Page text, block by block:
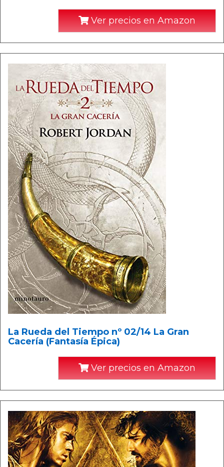
Ver precios en Amazon
La Rueda del Tiempo nº 02/14 La Gran
Cacería (Fantasía Épica)
Ver precios en Amazon